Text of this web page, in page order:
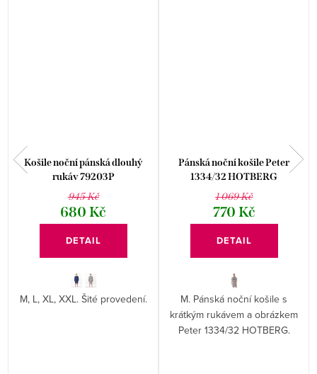
Košile noční pánská dlouhý
rukáv 79203P
945 Kč
680 Kč
DETAIL
M, L, XL, XXL. Šité provedení.
Pánská noční košile Peter
1334/32 HOTBERG
1 069 Kč
770 Kč
DETAIL
M. Pánská noční košile s
krátkým rukávem a obrázkem
Peter 1334/32 HOTBERG.